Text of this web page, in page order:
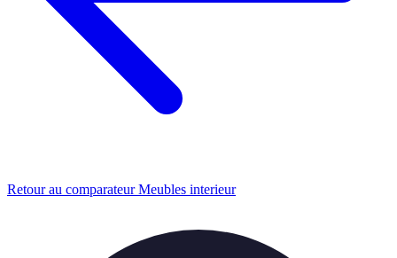
Retour au comparateur Meubles interieur